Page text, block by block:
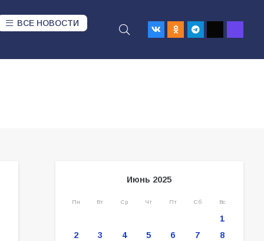
ВСЕ НОВОСТИ
Июнь 2025
Пн Вт Ср Чт Пт Сб Вс
1
2
3 4 5 6 7
8